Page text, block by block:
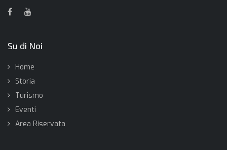
Su di Noi
Home
Storia
Turismo
Eventi
Area Riservata